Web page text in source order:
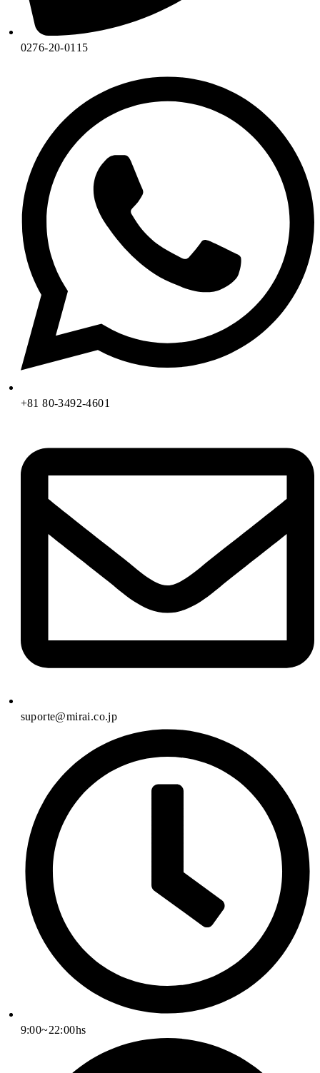
0276-20-0115
+81 80-3492-4601
suporte@mirai.co.jp
9:00~22:00hs